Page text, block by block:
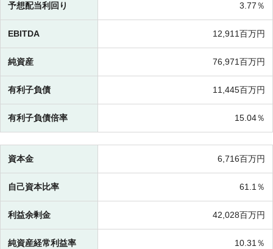
予想配当利回り 3.77％
EBITDA 12,911百万円
純資産 76,971百万円
有利子負債 11,445百万円
有利子負債倍率 15.04％
資本金 6,716百万円
自己資本比率 61.1％
利益余剰金 42,028百万円
純資産経常利益率 10.31％